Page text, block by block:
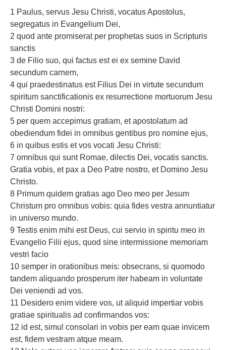
1 Paulus, servus Jesu Christi, vocatus Apostolus,
segregatus in Evangelium Dei,
2 quod ante promiserat per prophetas suos in Scripturis
sanctis
3 de Filio suo, qui factus est ei ex semine David
secundum carnem,
4 qui praedestinatus est Filius Dei in virtute secundum
spiritum sanctificationis ex resurrectione mortuorum Jesu
Christi Domini nostri:
5 per quem accepimus gratiam, et apostolatum ad
obediendum fidei in omnibus gentibus pro nomine ejus,
6 in quibus estis et vos vocati Jesu Christi:
7 omnibus qui sunt Romae, dilectis Dei, vocatis sanctis.
Gratia vobis, et pax a Deo Patre nostro, et Domino Jesu
Christo.
8 Primum quidem gratias ago Deo meo per Jesum
Christum pro omnibus vobis: quia fides vestra annuntiatur
in universo mundo.
9 Testis enim mihi est Deus, cui servio in spiritu meo in
Evangelio Filii ejus, quod sine intermissione memoriam
vestri facio
10 semper in orationibus meis: obsecrans, si quomodo
tandem aliquando prosperum iter habeam in voluntate
Dei veniendi ad vos.
11 Desidero enim videre vos, ut aliquid impertiar vobis
gratiae spiritualis ad confirmandos vos:
12 id est, simul consolari in vobis per eam quae invicem
est, fidem vestram atque meam.